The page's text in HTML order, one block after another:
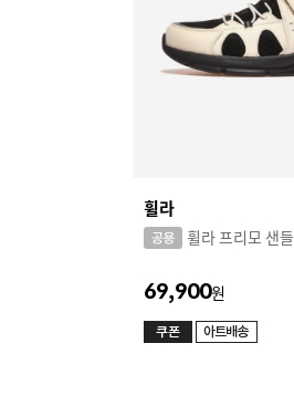
휠라
휠라 프리모 샌들
69,900원